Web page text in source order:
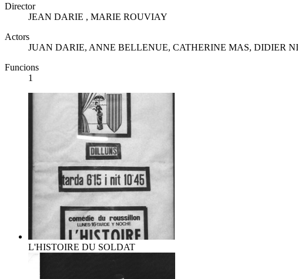
Director
JEAN DARIE , MARIE ROUVIAY
Actors
JUAN DARIE, ANNE BELLENUE, CATHERINE MAS, DIDIER
Funcions
1
L'HISTOIRE DU SOLDAT